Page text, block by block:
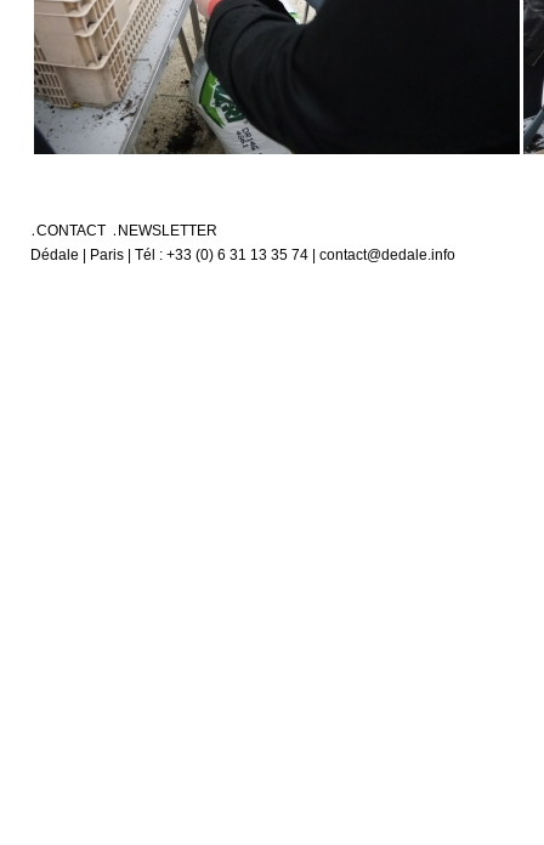
CONTACT
NEWSLETTER
Dédale | Paris | Tél : +33 (0) 6 31 13 35 74 | contact@dedale.info